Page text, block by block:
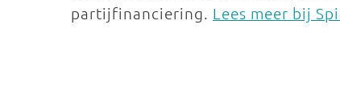
partijfinanciering. Lees meer bij